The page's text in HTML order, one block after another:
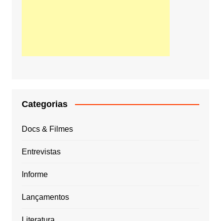
Categorias
Docs & Filmes
Entrevistas
Informe
Lançamentos